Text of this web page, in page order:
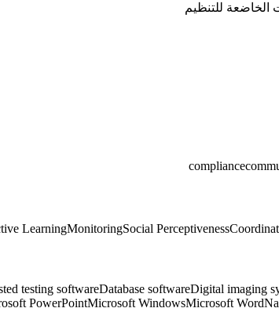
compliance
LearningMonitoringSocial Perceptiveness
testing softwareDatabase softwareDigital imaging
PowerPointMicrosoft WindowsMicrosoft Word